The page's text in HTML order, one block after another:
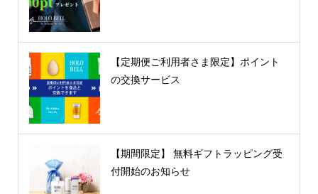
【定期便ご利用者さま限定】ポイント
の交換サービス
【期間限定】 無料ギフトラッピング受
付開始のお知らせ